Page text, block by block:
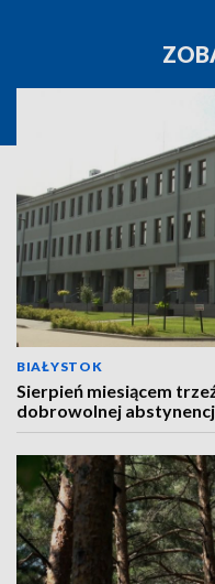
BIAŁYSTOK
Sierpień miesiącem
dobrowolnej